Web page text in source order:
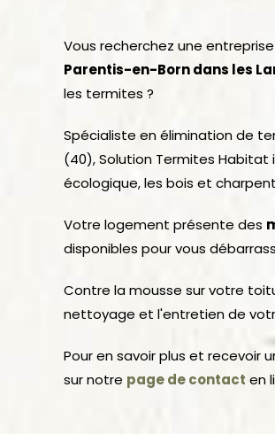
Vous recherchez une
Parentis-en-Born dans les
les termites ?
Spécialiste en élimination de
(40), Solution Termites
écologique, les bois et
Votre logement présente des
disponibles pour vous
Contre la mousse sur votre
nettoyage et l'entretien de
Pour en savoir plus et recevoir
sur notre page de contact en